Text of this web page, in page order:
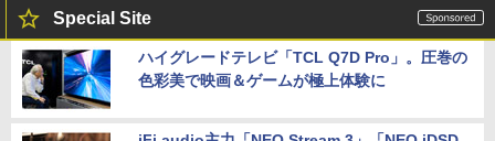
Special Site
ハイグレードテレビ「TCL Q7D Pro」。圧巻の
色彩美で映画＆ゲームが極上体験に